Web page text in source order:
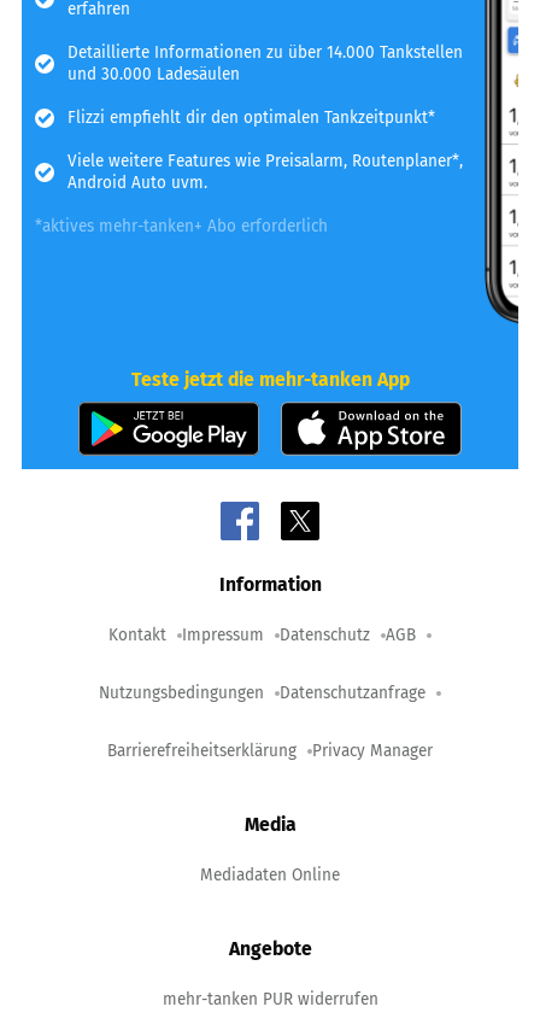
erfahren
Detaillierte Informationen zu über 14.000 Tankstellen
und 30.000 Ladesäulen
Flizzi empfiehlt dir den optimalen Tankzeitpunkt*
Viele weitere Features wie Preisalarm, Routenplaner*,
Android Auto uvm.
*aktives mehr-tanken+ Abo erforderlich
Teste jetzt die mehr-tanken App
Information
Kontakt Impressum Datenschutz AGB
Nutzungsbedingungen Datenschutzanfrage
Barrierefreiheitserklärung Privacy Manager
Media
Mediadaten Online
Angebote
mehr-tanken PUR widerrufen